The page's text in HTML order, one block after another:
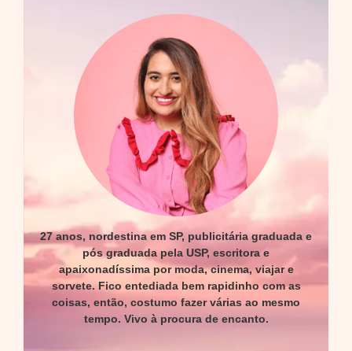
27 anos, nordestina em SP, publicitária graduada e
pós graduada pela USP, escritora e
apaixonadíssima por moda, cinema, viajar e
sorvete. Fico entediada bem rapidinho com as
coisas, então, costumo fazer várias ao mesmo
tempo. Vivo à procura de encanto.